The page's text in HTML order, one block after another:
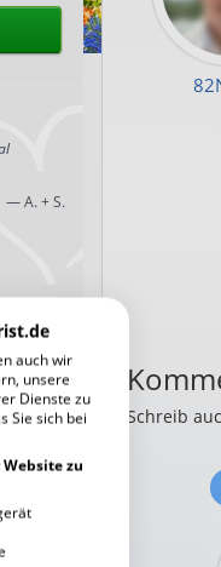
— A. + S.
Schreib
auch wir
unsere
Dienste zu
Sie sich bei
zu